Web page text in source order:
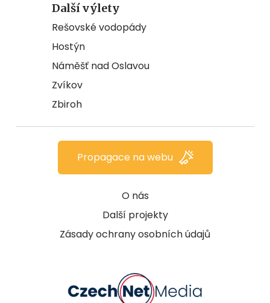
Další výlety
Rešovské vodopády
Hostýn
Náměšť nad Oslavou
Zvíkov
Zbiroh
O nás
Další projekty
Zásady ochrany osobních údajů
Propagace na webu